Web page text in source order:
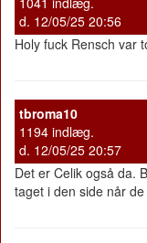
d. 12/05/25 20:56
Holy fuck Rensch var
tbroma10
1194 indlæg.
d. 12/05/25 20:57
Det er Celik også da.
taget i den side når